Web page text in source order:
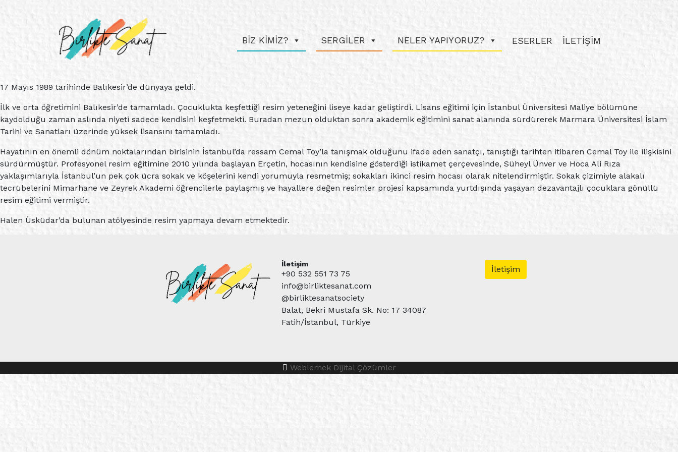
BİZ KİMİZ? SERGİLER NELER YAPIYORUZ? ESERLER İLETİŞİM
17 Mayıs 1989 tarihinde Balıkesir’de dünyaya geldi.
İlk ve orta öğretimini Balıkesir’de tamamladı. Çocuklukta keşfettiği resim yeteneğini liseye kadar geliştirdi. Lisans eğitimi için İstanbul Üniversitesi Maliye bölümüne
kaydolduğu zaman aslında niyeti sadece kendisini keşfetmekti. Buradan mezun olduktan sonra akademik eğitimini sanat alanında sürdürerek Marmara Üniversitesi İslam
Tarihi ve Sanatları üzerinde yüksek lisansını tamamladı.
Hayatının en önemli dönüm noktalarından birisinin İstanbul’da ressam Cemal Toy’la tanışmak olduğunu ifade eden sanatçı, tanıştığı tarihten itibaren Cemal Toy ile ilişkisini
sürdürmüştür. Profesyonel resim eğitimine 2010 yılında başlayan Erçetin, hocasının kendisine gösterdiği istikamet çerçevesinde, Süheyl Ünver ve Hoca Ali Rıza
yaklaşımlarıyla İstanbul’un pek çok ücra sokak ve köşelerini kendi yorumuyla resmetmiş; sokakları ikinci resim hocası olarak nitelendirmiştir. Sokak çizimiyle alakalı
tecrübelerini Mimarhane ve Zeyrek Akademi öğrencilerle paylaşmış ve hayallere değen resimler projesi kapsamında yurtdışında yaşayan dezavantajlı çocuklara gönüllü
resim eğitimi vermiştir.
Halen Üsküdar’da bulunan atölyesinde resim yapmaya devam etmektedir.
İletişim
+90 532 551 73 75
info@birliktesanat.com
@birliktesanatsociety
Balat, Bekri Mustafa Sk. No: 17 34087
Fatih/İstanbul, Türkiye
İletişim
Weblemek Dijital Çözümler